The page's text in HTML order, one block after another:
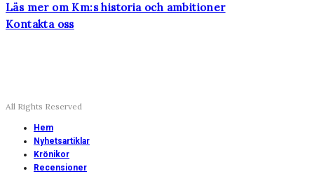
Läs mer om Km:s historia och ambitioner
Kontakta oss
All Rights Reserved
Hem
Nyhetsartiklar
Krönikor
Recensioner